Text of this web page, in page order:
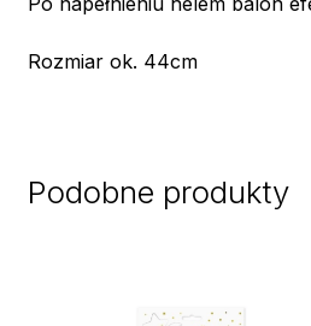
Rozmiar ok. 44cm
Podobne produkty